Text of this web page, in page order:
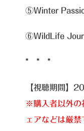
⑤Winter
⑥WildLife
* * *
【視聴期間】
※購入者以外の
ェアなどは厳禁